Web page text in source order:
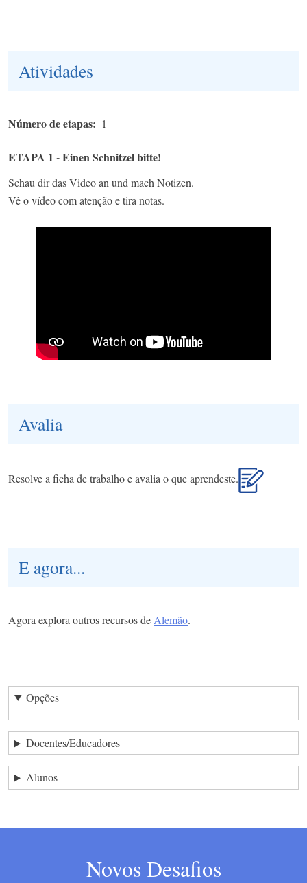
Atividades
Número de etapas 1
ETAPA 1 - Einen Schnitzel bitte!
Schau dir das Video an und mach Notizen.
Vê o vídeo com atenção e tira notas.
Avalia
Resolve a ficha de trabalho e avalia o que aprendeste.
E agora...
Agora explora outros recursos de Alemão.
Opções
Docentes/Educadores
Alunos
Novos Desafios